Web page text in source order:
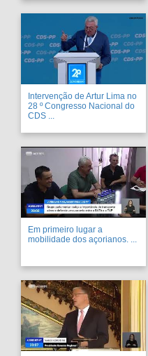
Intervenção de Artur Lima no
28 º Congresso Nacional do
CDS ...
Em primeiro lugar a
mobilidade dos açorianos. ...